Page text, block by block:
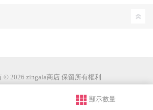
© 2026 zingala商店 保留所有權利
顯示數量